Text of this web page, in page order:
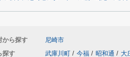
から探す
尼崎市
探す
武庫川町 / 今福 / 昭和通 / 大